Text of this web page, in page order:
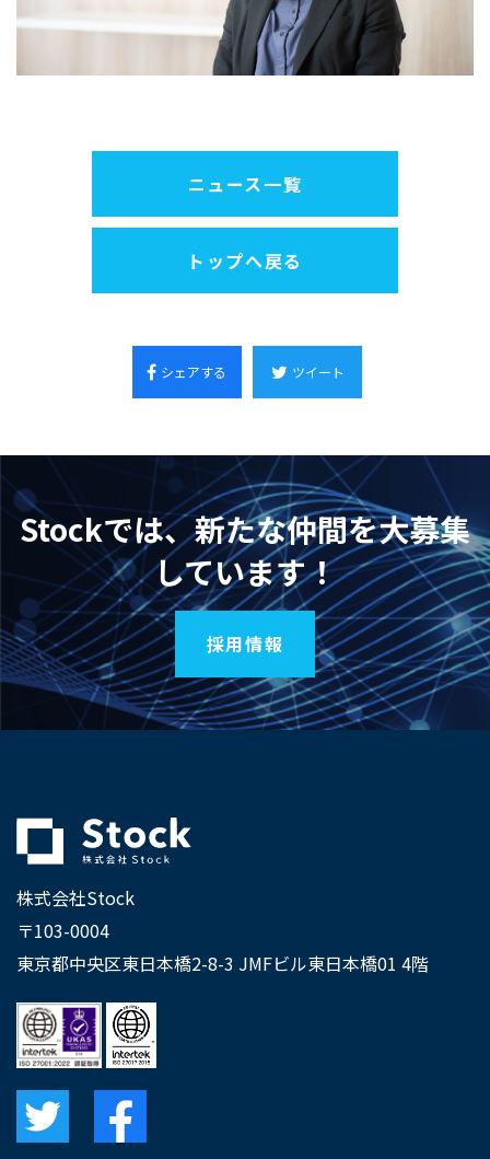
ニュース一覧
トップへ戻る
シェアする ツイート
Stockでは、新たな仲間を大募集
しています！
採用情報
株式会社Stock
〒103-0004
東京都中央区東日本橋2-8-3 JMFビル東日本橋01 4階